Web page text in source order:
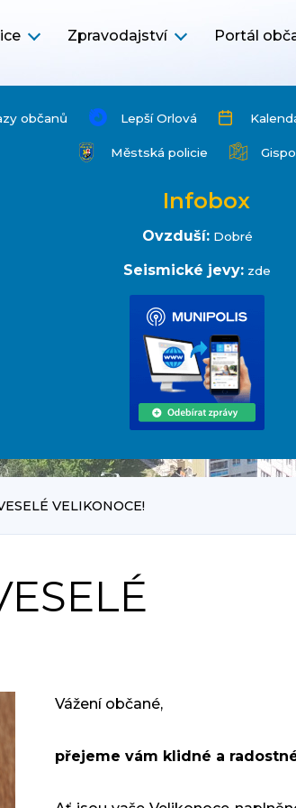
Zpravodajství Portál
občanů Lepší Orlová
Městská policie
Infobox
Ovzduší: Dobré
Seismické jevy: zde
VELIKONOCE!
Vážení občané,
přejeme vám klidné a